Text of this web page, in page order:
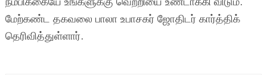
மேற்கண்ட தகவலை பாலா உபாசகர் ஜோதிடர் கார்த்திக்
தெரிவித்துள்ளார்.